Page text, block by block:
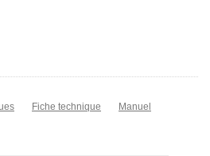
Fiche technique Manuel